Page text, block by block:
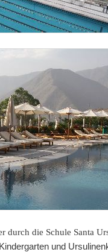
durch die Schule Santa
und